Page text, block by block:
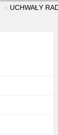
UCHWAŁY